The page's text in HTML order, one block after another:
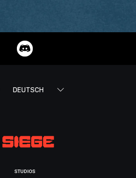
DEUTSCH
STUDIOS